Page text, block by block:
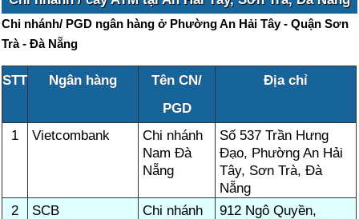
Chi nhánh/ PGD ngân hàng ở Phường An Hải Tây - Quận Sơn
Trà - Đà Nẵng
STT Ngân hàng
Tên CN/
PGD
Địa chỉ
1 Vietcombank
Chi nhánh
Nam Đà
Nẵng
Số 537 Trần Hưng
Đạo, Phường An Hải
Tây, Sơn Trà, Đà
Nẵng
2
SCB
Chi nhánh
912 Ngô Quyền,